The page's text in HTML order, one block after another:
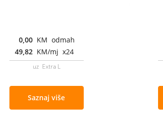
0,00 KM odmah
49,82 KM/mj x24
uz Extra L
Saznaj više